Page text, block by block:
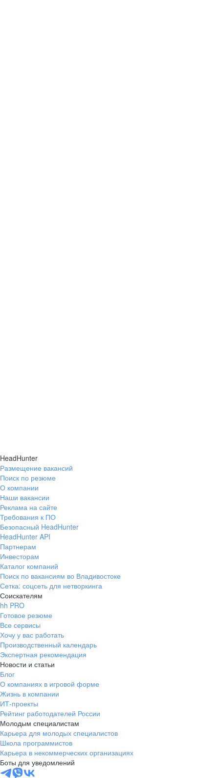
HeadHunter
Размещение вакансий
Поиск по резюме
О компании
Наши вакансии
Реклама на сайте
Требования к ПО
Безопасный HeadHunter
HeadHunter API
Партнерам
Инвесторам
Каталог компаний
Поиск по вакансиям во Владивостоке
Сетка: соцсеть для нетворкинга
Соискателям
hh PRO
Готовое резюме
Все сервисы
Хочу у вас работать
Производственный календарь
Экспертная рекомендация
Новости и статьи
Блог
О компаниях в игровой форме
Жизнь в компании
ИТ-проекты
Рейтинг работодателей России
Молодым специалистам
Карьера для молодых специалистов
Школа программистов
Карьера в некоммерческих организациях
Боты для уведомлений